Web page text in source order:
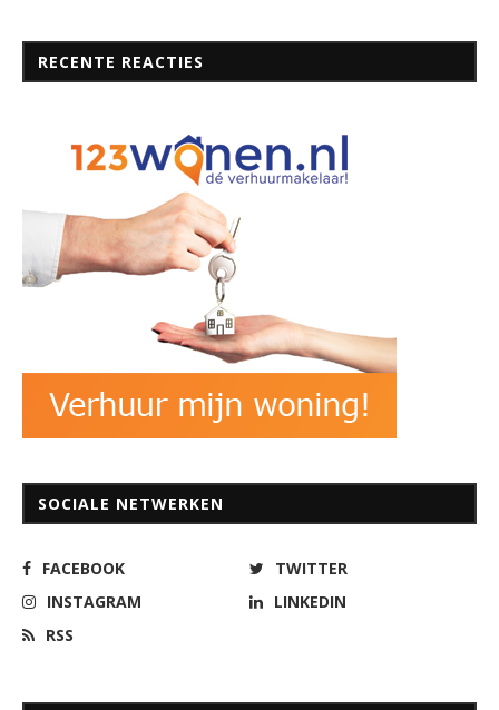
RECENTE REACTIES
SOCIALE NETWERKEN
FACEBOOK
TWITTER
INSTAGRAM
LINKEDIN
RSS